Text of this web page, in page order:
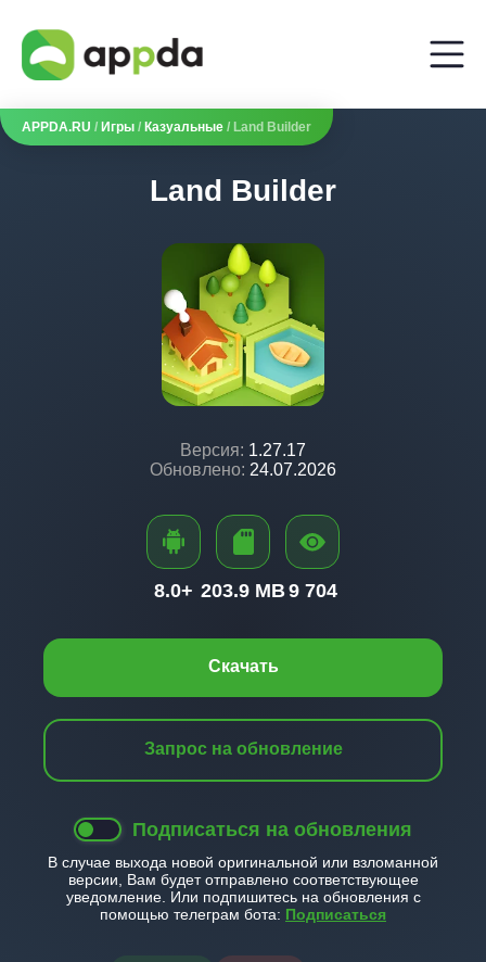
APPDA.RU / Игры / Казуальные / Land Builder
Land Builder
Версия: 1.27.17
Обновлено: 24.07.2026
Скачать
Запрос на обновление
Подписаться на обновления
В случае выхода новой оригинальной или взломанной
версии, Вам будет отправлено соответствующее
уведомление. Или подпишитесь на обновления с
помощью телеграм бота: Подписаться
8.0+ 203.9 MB9 704